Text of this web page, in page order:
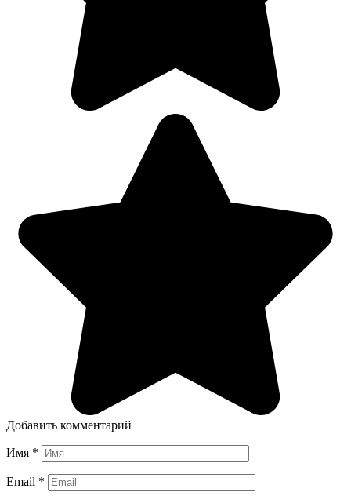
Добавить комментарий
Имя *
Email *